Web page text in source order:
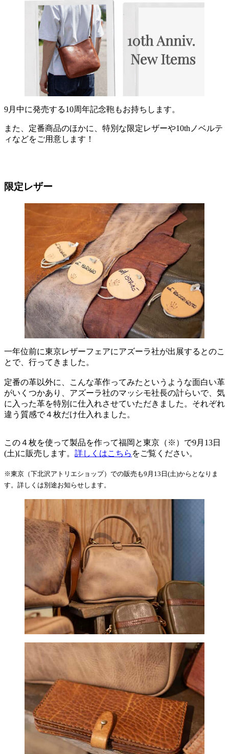
9月中に発売する10周年記念鞄もお持ちします。
また、定番商品のほかに、特別な限定レザーや10thノベルテ
ィなどをご用意します！
限定レザー
一年位前に東京レザーフェアにアズーラ社が出展するとのこ
とで、行ってきました。
定番の革以外に、こんな革作ってみたというような面白い革
がいくつかあり、アズーラ社のマッシモ社長の計らいで、気
に入った革を特別に仕入れさせていただきました。それぞれ
違う質感で４枚だけ仕入れました。
この４枚を使って製品を作って福岡と東京（※）で9月13日
(土)に販売します。 詳しくはこちら をご覧ください。
※東京（下北沢アトリエショップ）での販売も9月13日(土)からとなりま
す。詳しくは別途お知らせします。